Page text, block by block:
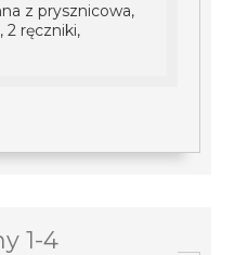
z prysznicowa,
2 ręczniki,
1-4